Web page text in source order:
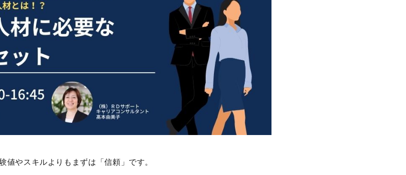
値やスキルよりもまずは「信頼」です。